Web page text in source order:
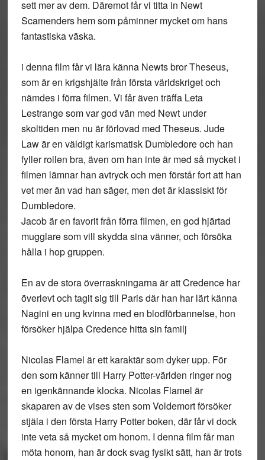
sett mer av dem. Däremot får vi titta in Newt
Scamenders hem som påminner mycket om hans
fantastiska väska.
i denna film får vi lära känna Newts bror Theseus,
som är en krigshjälte från första världskriget och
nämdes i förra filmen. Vi får även träffa Leta
Lestrange som var god vän med Newt under
skoltiden men nu är förlovad med Theseus. Jude
Law är en väldigt karismatisk Dumbledore och han
fyller rollen bra, även om han inte är med så mycket i
filmen lämnar han avtryck och men förstår fort att han
vet mer än vad han säger, men det är klassiskt för
Dumbledore.
Jacob är en favorit från förra filmen, en god hjärtad
mugglare som vill skydda sina vänner, och försöka
hålla i hop gruppen.
En av de stora överraskningarna är att Credence har
överlevt och tagit sig till Paris där han har lärt känna
Nagini en ung kvinna med en blodförbannelse, hon
försöker hjälpa Credence hitta sin familj
Nicolas Flamel är ett karaktär som dyker upp. För
den som känner till Harry Potter-världen ringer nog
en igenkännande klocka. Nicolas Flamel är
skaparen av de vises sten som Voldemort försöker
stjäla i den första Harry Potter boken, där får vi dock
inte veta så mycket om honom. I denna film får man
möta honom, han är dock svag fysikt sätt, han är trots